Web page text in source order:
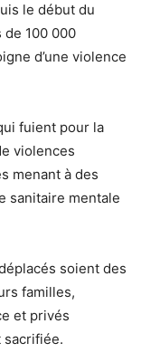
le début du
de 100 000
d’une violence
fuient pour la
violences
menant à des
sanitaire mentale
soient des
familles,
et privés
sacrifiée.